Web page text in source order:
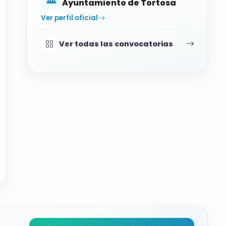
Ayuntamiento de Tortosa
Ver perfil oficial
Ver todas las convocatorias